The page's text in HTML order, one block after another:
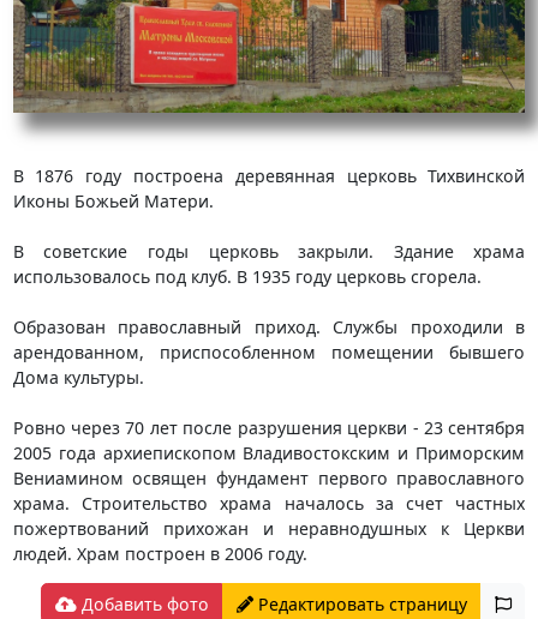
В 1876 году построена деревянная церковь Тихвинской
Иконы Божьей Матери.
В советские годы церковь закрыли. Здание храма
использовалось под клуб. В 1935 году церковь сгорела.
Образован православный приход. Службы проходили в
арендованном, приспособленном помещении бывшего
Дома культуры.
Ровно через 70 лет после разрушения церкви - 23 сентября
2005 года архиепископом Владивостокским и Приморским
Вениамином освящен фундамент первого православного
храма. Строительство храма началось за счет частных
пожертвований прихожан и неравнодушных к Церкви
людей. Храм построен в 2006 году.
Добавить фото Редактировать страницу